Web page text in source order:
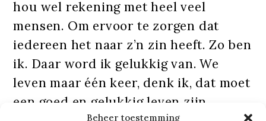
Beheer toestemming
hou wel rekening met heel veel
mensen. Om ervoor te zorgen dat
iedereen het naar z’n zin heeft. Zo ben
ik. Daar word ik gelukkig van. We
leven maar één keer, denk ik, dat moet
een goed en gelukkig leven zijn.